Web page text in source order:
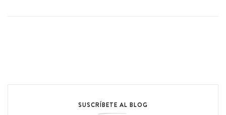
SUSCRÍBETE AL BLOG